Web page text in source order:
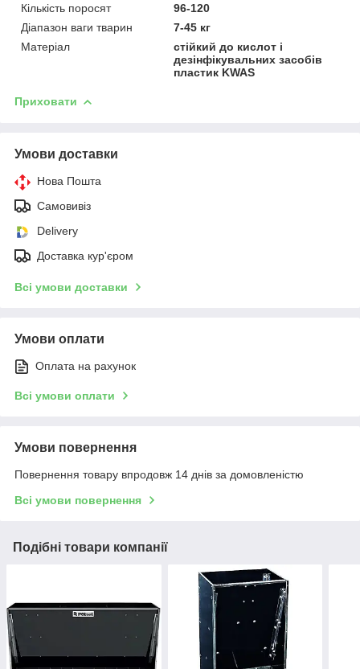
Кількість поросят
96-120
Діапазон ваги тварин
7-45 кг
Матеріал
стійкий до кислот і
дезінфікувальних засобів
пластик KWAS
Приховати
Умови доставки
Нова Пошта
Самовивіз
Delivery
Доставка кур'єром
Всі умови доставки
Умови оплати
Оплата на рахунок
Всі умови оплати
Умови повернення
Повернення товару впродовж 14 днів за домовленістю
Всі умови повернення
Подібні товари компанії